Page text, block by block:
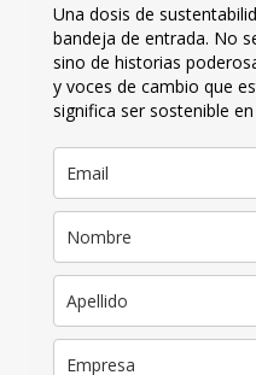
Una dosis de
bandeja de entrada. No
sino de historias
y voces de cambio que
significa ser sostenible